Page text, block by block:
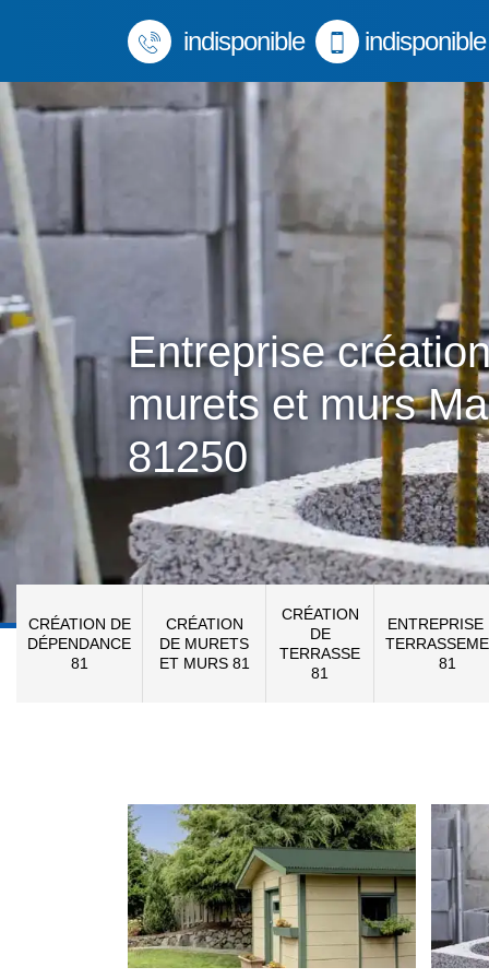
indisponible indisponible
Entreprise
murets et murs
81250
CRÉATION DE
DÉPENDANCE
81
CRÉATION
DE MURETS
ET MURS 81
CRÉATION
DE
TERRASSE
81
ENTREPRISE
81